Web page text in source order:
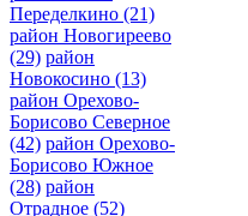
Переделкино (21)
район Новогиреево
(29) район
Новокосино (13)
район Орехово-
Борисово Северное
(42) район Орехово-
Борисово Южное
(28) район
Отрадное (52)